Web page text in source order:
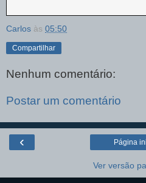
Carlos às 05:50
Compartilhar
Nenhum comentário:
Postar um comentário
‹ Página
Ver versão